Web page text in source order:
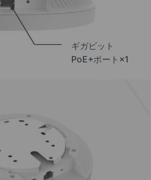
ギガビット
PoE+ポート×1